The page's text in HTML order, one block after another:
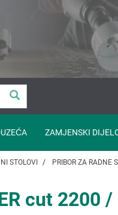
ZAMJENSKI
STOLOVI PRIBOR ZA RADNE
cut 2200